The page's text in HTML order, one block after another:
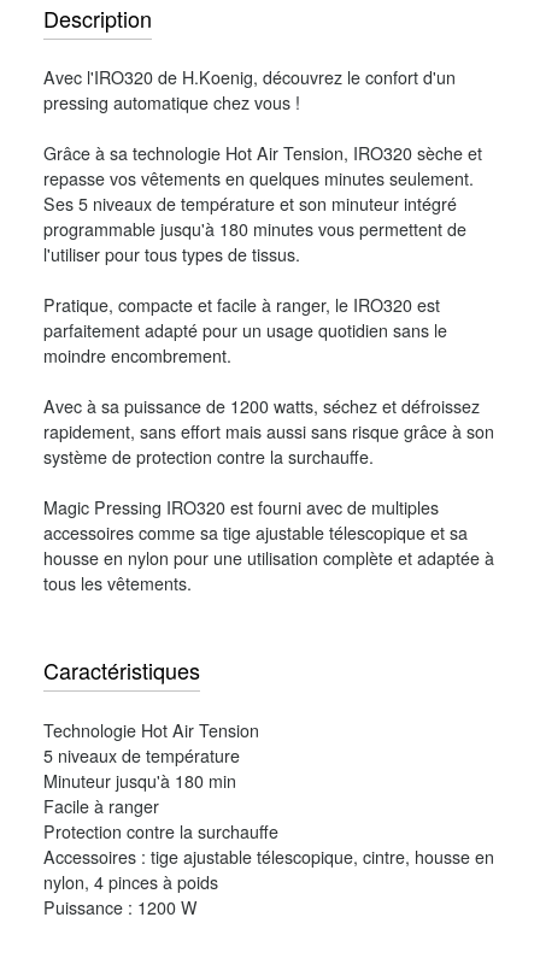
Description
Avec l'IRO320 de H.Koenig, découvrez le confort d'un
pressing automatique chez vous !
Grâce à sa technologie Hot Air Tension, IRO320 sèche et
repasse vos vêtements en quelques minutes seulement.
Ses 5 niveaux de température et son minuteur intégré
programmable jusqu'à 180 minutes vous permettent de
l'utiliser pour tous types de tissus.
Pratique, compacte et facile à ranger, le IRO320 est
parfaitement adapté pour un usage quotidien sans le
moindre encombrement.
Avec à sa puissance de 1200 watts, séchez et défroissez
rapidement, sans effort mais aussi sans risque grâce à son
système de protection contre la surchauffe.
Magic Pressing IRO320 est fourni avec de multiples
accessoires comme sa tige ajustable télescopique et sa
housse en nylon pour une utilisation complète et adaptée à
tous les vêtements.
Caractéristiques
Technologie Hot Air Tension
5 niveaux de température
Minuteur jusqu'à 180 min
Facile à ranger
Protection contre la surchauffe
Accessoires : tige ajustable télescopique, cintre, housse en
nylon, 4 pinces à poids
Puissance : 1200 W